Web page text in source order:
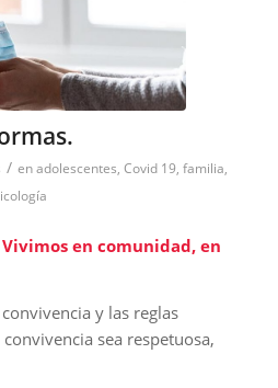
/ enadolescentes, Covid 19, familia,
Vivimos en comunidad, en
y las reglas
sea respetuosa,